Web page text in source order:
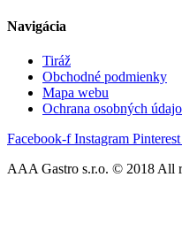
Navigácia
Tiráž
Obchodné podmienky
Mapa webu
Ochrana osobných
Facebook-f Instagram Pinterest
AAA Gastro s.r.o. © 2018 All